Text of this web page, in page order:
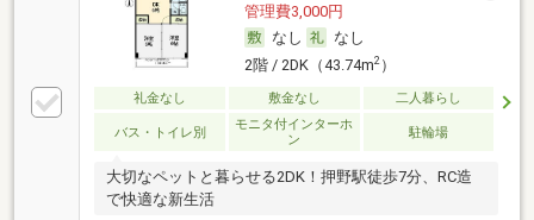
管理費3,000円
なし
なし
2階 / 2DK（43.74m2）
礼金なし 敷金なし 二人暮らし
バス・トイレ別
モニタ付インターホ
ン
駐輪場
大切なペットと暮らせる2DK！押野駅徒歩7分、RC造
で快適な新生活